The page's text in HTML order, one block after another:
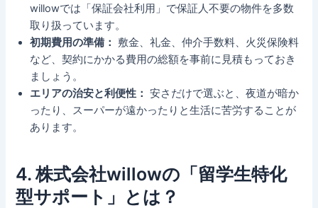
willowでは「保証会社利用」で保証人不要の物件を多数
取り扱っています。
初期費用の準備：
敷金、礼金、仲介手数料、火災保険料
など、契約にかかる費用の総額を事前に見積もっておき
ましょう。
エリアの治安と利便性： 安さだけで選ぶと、夜道が暗か
ったり、スーパーが遠かったりと生活に苦労することが
あります。
4. 株式会社willowの「留学生特化
型サポート」とは？